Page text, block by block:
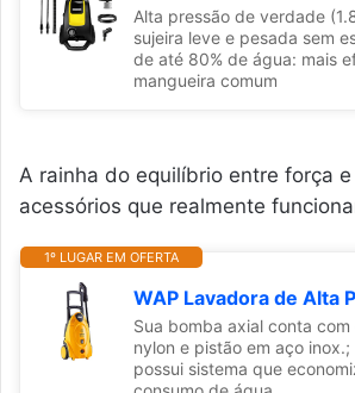
Alta pressão de verdade
sujeira leve e pesada sem
de até 80% de água: mais
mangueira comum
A rainha do equilíbrio entre força
acessórios que realmente
1º LUGAR EM OFERTA
Sua bomba axial conta
nylon e pistão em aço
possui sistema que